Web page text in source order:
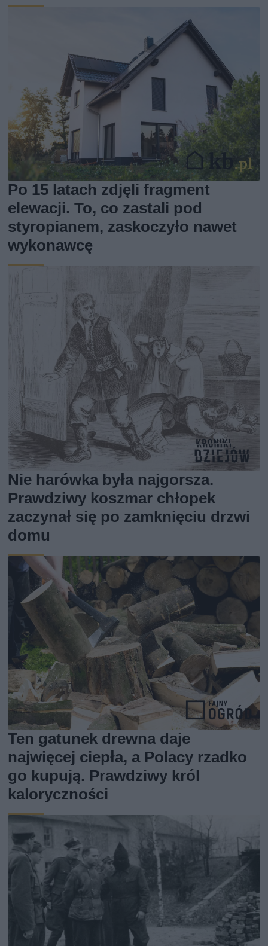
Po 15 latach zdjęli fragment
elewacji. To, co zastali pod
styropianem, zaskoczyło nawet
wykonawcę
Nie harówka była najgorsza.
Prawdziwy koszmar chłopek
zaczynał się po zamknięciu drzwi
domu
Ten gatunek drewna daje
najwięcej ciepła, a Polacy rzadko
go kupują. Prawdziwy król
kaloryczności